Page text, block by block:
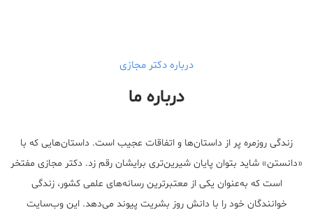
درباره دکتر مجازی
درباره ما
زندگی روزمره پر از داستان‌ها و اتفاقات عجیب است. داستان‌هایی که با
«دانستن» شاید بتوان پایان شیرین‌تری برایشان رقم زد. دکتر مجازی مفتخر
است که به‌عنوان یکی از معتبر‌ترین رسانه‌های علمی کشور، زندگی
خوانندگان خود را با دانش روز بشریت پیوند می‌دهد. این وب‌سایت